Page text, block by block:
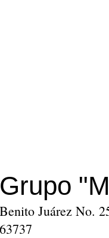
Grupo
Benito Juárez No.
63737